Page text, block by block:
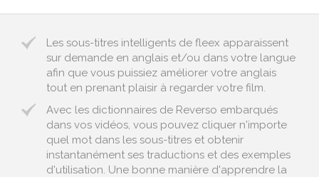
Les sous-titres intelligents de fleex apparaissent
sur demande en anglais et/ou dans votre langue
afin que vous puissiez améliorer votre anglais
tout en prenant plaisir à regarder votre film.
Avec les dictionnaires de Reverso embarqués
dans vos vidéos, vous pouvez cliquer n'importe
quel mot dans les sous-titres et obtenir
instantanément ses traductions et des exemples
d'utilisation. Une bonne manière d'apprendre la